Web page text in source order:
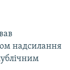
надсилання